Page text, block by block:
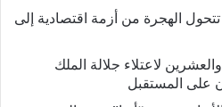
تتحول الهجرة من أزمة اقتصادية إلى
لاعتلاء جلالة الملك
على المستقبل